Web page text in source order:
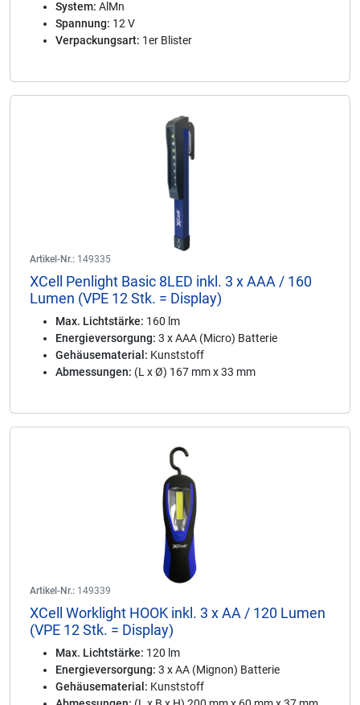
System: AlMn
Spannung: 12 V
Verpackungsart: 1er Blister
Artikel-Nr.: 149335
XCell Penlight Basic 8LED inkl. 3 x AAA / 160
Lumen (VPE 12 Stk. = Display)
Max. Lichtstärke: 160 lm
Energieversorgung: 3 x AAA (Micro) Batterie
Gehäusematerial: Kunststoff
Abmessungen: (L x Ø) 167 mm x 33 mm
Artikel-Nr.: 149339
XCell Worklight HOOK inkl. 3 x AA / 120 Lumen
(VPE 12 Stk. = Display)
Max. Lichtstärke: 120 lm
Energieversorgung: 3 x AA (Mignon) Batterie
Gehäusematerial: Kunststoff